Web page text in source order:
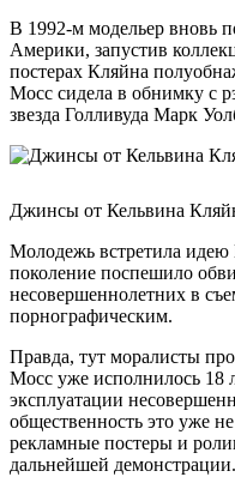
В 1992-м модельер вновь
Америки, запустив
постерах Кляйна
Мосс сидела в обнимку с
звезда Голливуда Марк
Джинсы от Кельвина
Молодежь встретила идею
поколение поспешило
несовершеннолетних в
порнографическим.
Правда, тут моралисты
Мосс уже исполнилось 18
эксплуатации
общественность это уже
рекламные постеры и
дальнейшей демонстрации.